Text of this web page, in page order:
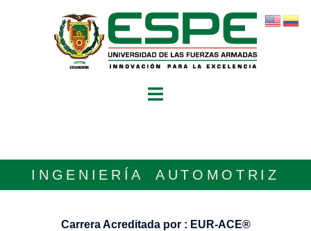
INGENIERÍA AUTOMOTRIZ
Carrera Acreditada por : EUR-ACE®